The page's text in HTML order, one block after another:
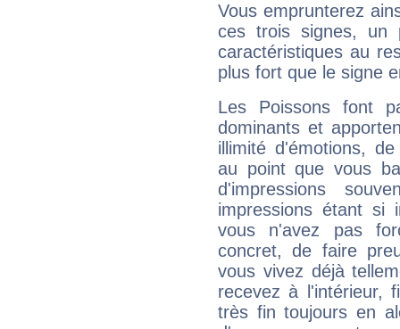
Vous emprunterez
ces trois signes, un
caractéristiques au
plus fort que le signe
Les Poissons font
dominants et
illimité d'émotions,
au point que vous
d'impressions
impressions étant si
vous n'avez pas
concret, de faire
vous vivez déjà
recevez à l'intérieur,
très fin toujours en